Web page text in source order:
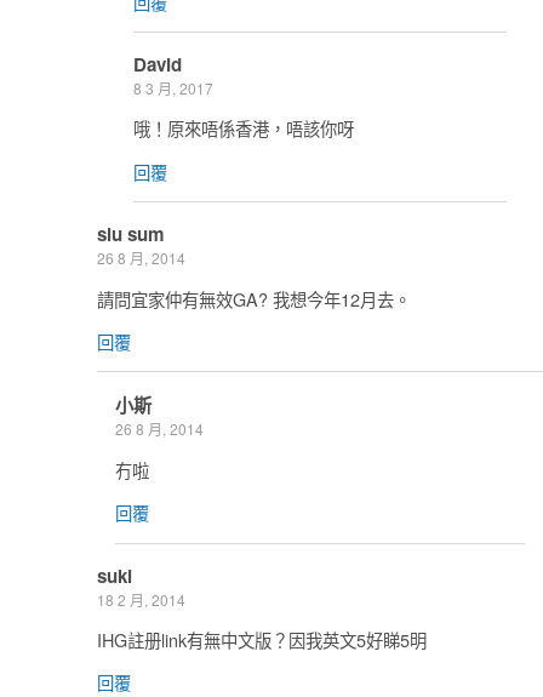
David
8 3 月, 2017
哦！原來唔係香港，唔該你呀
回覆
siu sum
26 8 月, 2014
請問宜家仲有無效GA? 我想今年12月去。
回覆
小斯
26 8 月, 2014
冇啦
回覆
suki
18 2 月, 2014
IHG註册link有無中文版？因我英文5好睇5明
回覆